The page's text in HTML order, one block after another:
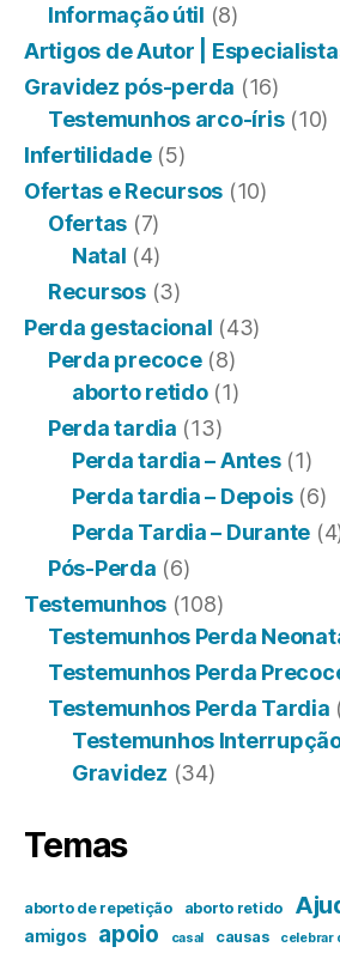
Informação útil (8)
Artigos de Autor |
Gravidez pós-perda (16)
Testemunhos arco-íris(10)
Infertilidade(5)
Ofertas e Recursos (10)
Ofertas (7)
Natal (4)
Recursos(3)
Perda gestacional (43)
Perda precoce(8)
aborto retido(1)
Perda tardia (13)
Perda tardia – Antes(1)
Perda tardia – Depois(6)
Perda Tardia – Durante
Pós-Perda (6)
Testemunhos (108)
Testemunhos Perda
Testemunhos Perda
Testemunhos Perda Tardia
Testemunhos
Gravidez (34)
Temas
aborto de repetição aborto retido
amigos apoio casal causas celebrar